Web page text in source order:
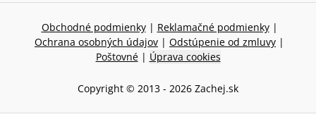
Obchodné podmienky | Reklamačné podmienky |
Ochrana osobných údajov | Odstúpenie od zmluvy |
Poštovné | Úprava cookies
Copyright © 2013 - 2026 Zachej.sk